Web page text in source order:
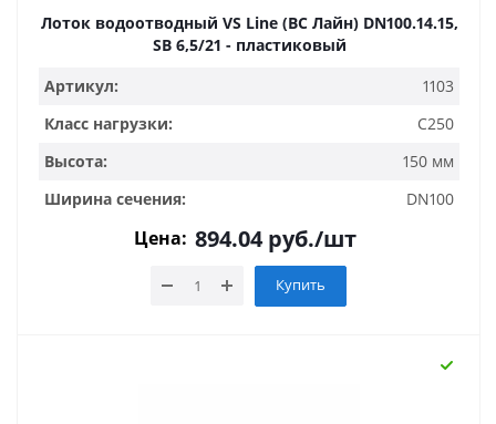
Лоток водоотводный VS Line (ВС Лайн) DN100.14.15,
SB 6,5/21 - пластиковый
Артикул:
1103
Класс нагрузки:
C250
Высота:
150 мм
Ширина сечения:
DN100
Цена: 894.04руб./шт
Купить